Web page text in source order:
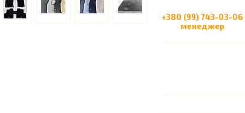
+380 (99) 743-03-06
менеджер